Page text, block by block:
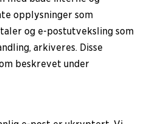
opplysninger som
og e-postutveksling som
arkiveres. Disse
beskrevet under